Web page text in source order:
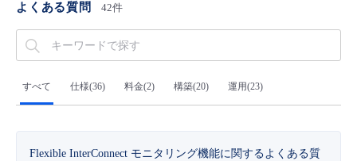
モニタリング/監査
サポート
ネットワーク
IoT
モニタリング/監査
データ利活用
クラウド/サーバー
ネットワーク
- 管理機能
ユースケース
- バックアップ
- セキュリティ・監査
故障/メンテナンス情報
サービス稼働状況
よくある質問 42件
すべて 仕様(36) 料金(2) 構築(20) 運用(23)
Flexible InterConnect モニタリング機能に関するよくある質